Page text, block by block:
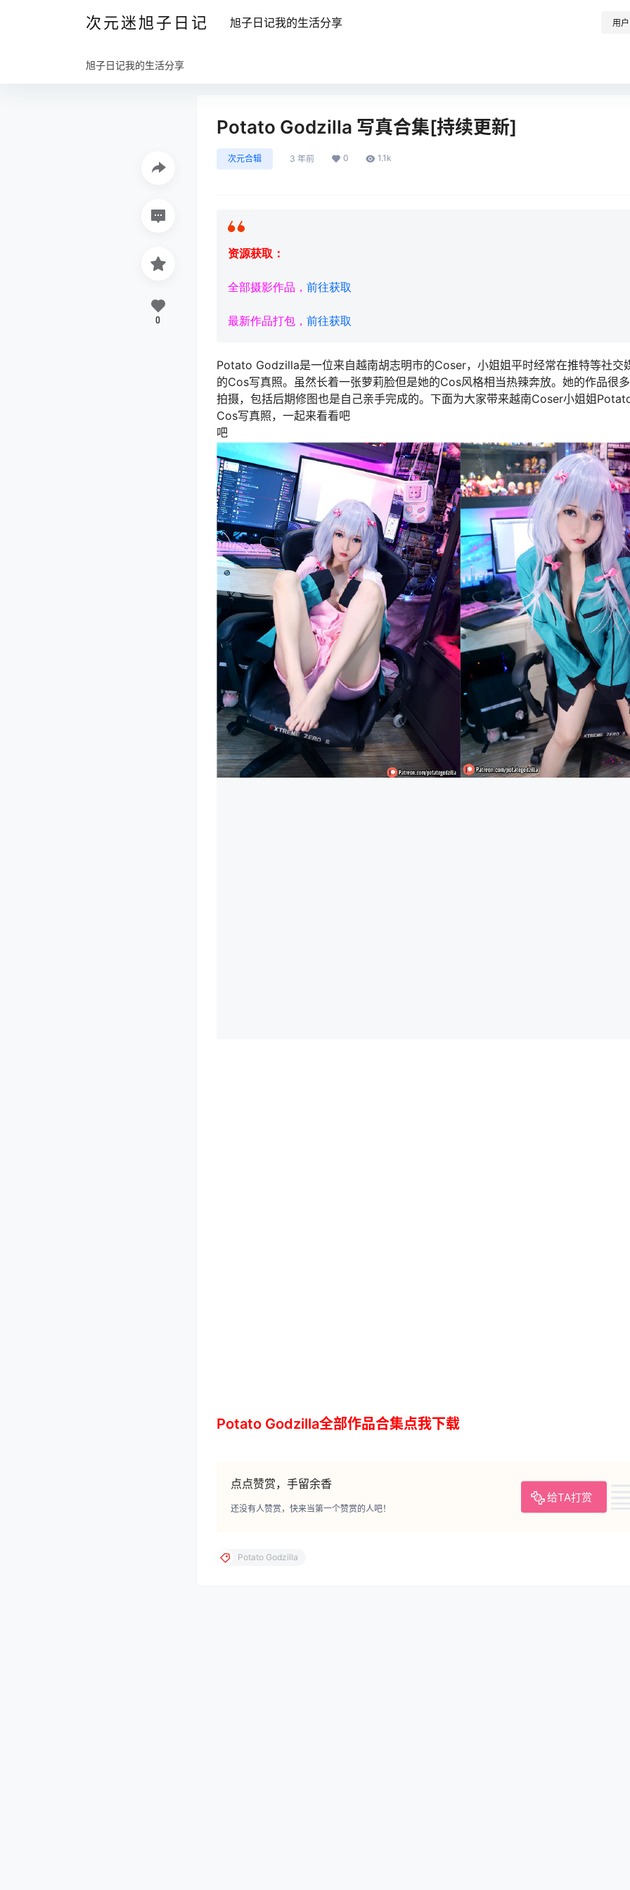
次元迷旭子日记 旭子日记我的生活分享 用户
旭子日记我的生活分享
Potato Godzilla 写真合集[持续更新]
次元合辑 3 年前 0 1.1k
资源获取：
全部摄影作品， 前往获取
最新作品打包， 前往获取
Potato Godzilla是一位来自越南胡志明市的Coser，小姐姐平时经常在推特等社交
的Cos写真照。虽然长着一张萝莉脸但是她的Cos风格相当热辣奔放。她的作品很
拍摄，包括后期修图也是自己亲手完成的。下面为大家带来越南Coser小姐姐
Cos写真照，一起来看看吧
吧
Potato Godzilla全部作品合集点我下载
点点赞赏，手留余香
给TA打赏
还没有人赞赏，快来当第一个赞赏的人吧！
0
Potato Godzilla